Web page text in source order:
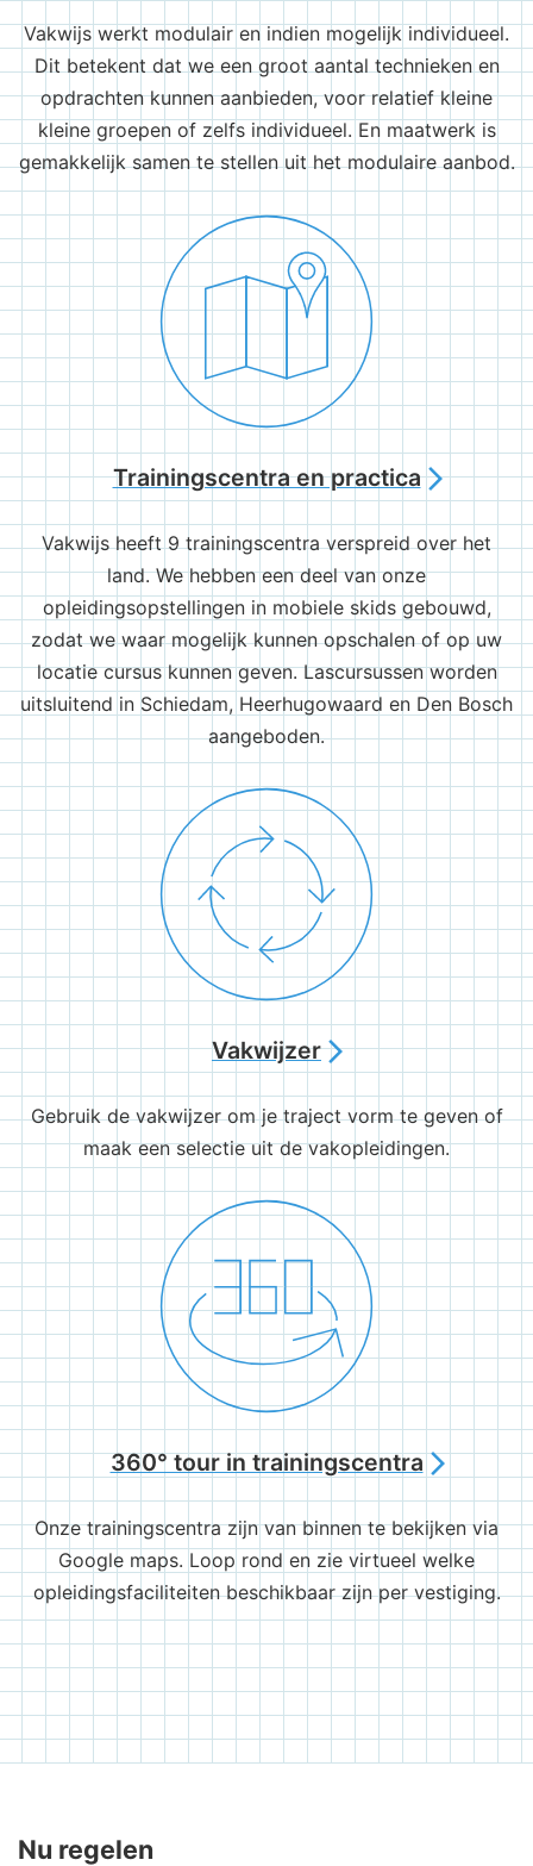
Vakwijs werkt modulair en indien mogelijk individueel.
Dit betekent dat we een groot aantal technieken en
opdrachten kunnen aanbieden, voor relatief kleine
kleine groepen of zelfs individueel. En maatwerk is
gemakkelijk samen te stellen uit het modulaire aanbod.
Trainingscentra en practicaarrow_forward_ios
Vakwijs heeft 9 trainingscentra verspreid over het
land. We hebben een deel van onze
opleidingsopstellingen in mobiele skids gebouwd,
zodat we waar mogelijk kunnen opschalen of op uw
locatie cursus kunnen geven. Lascursussen worden
uitsluitend in Schiedam, Heerhugowaard en Den Bosch
aangeboden.
Vakwijzerarrow_forward_ios
Gebruik de vakwijzer om je traject vorm te geven of
maak een selectie uit de vakopleidingen.
360° tour in trainingscentra arrow_forward_ios
Onze trainingscentra zijn van binnen te bekijken via
Google maps. Loop rond en zie virtueel welke
opleidingsfaciliteiten beschikbaar zijn per vestiging.
Nu regelen